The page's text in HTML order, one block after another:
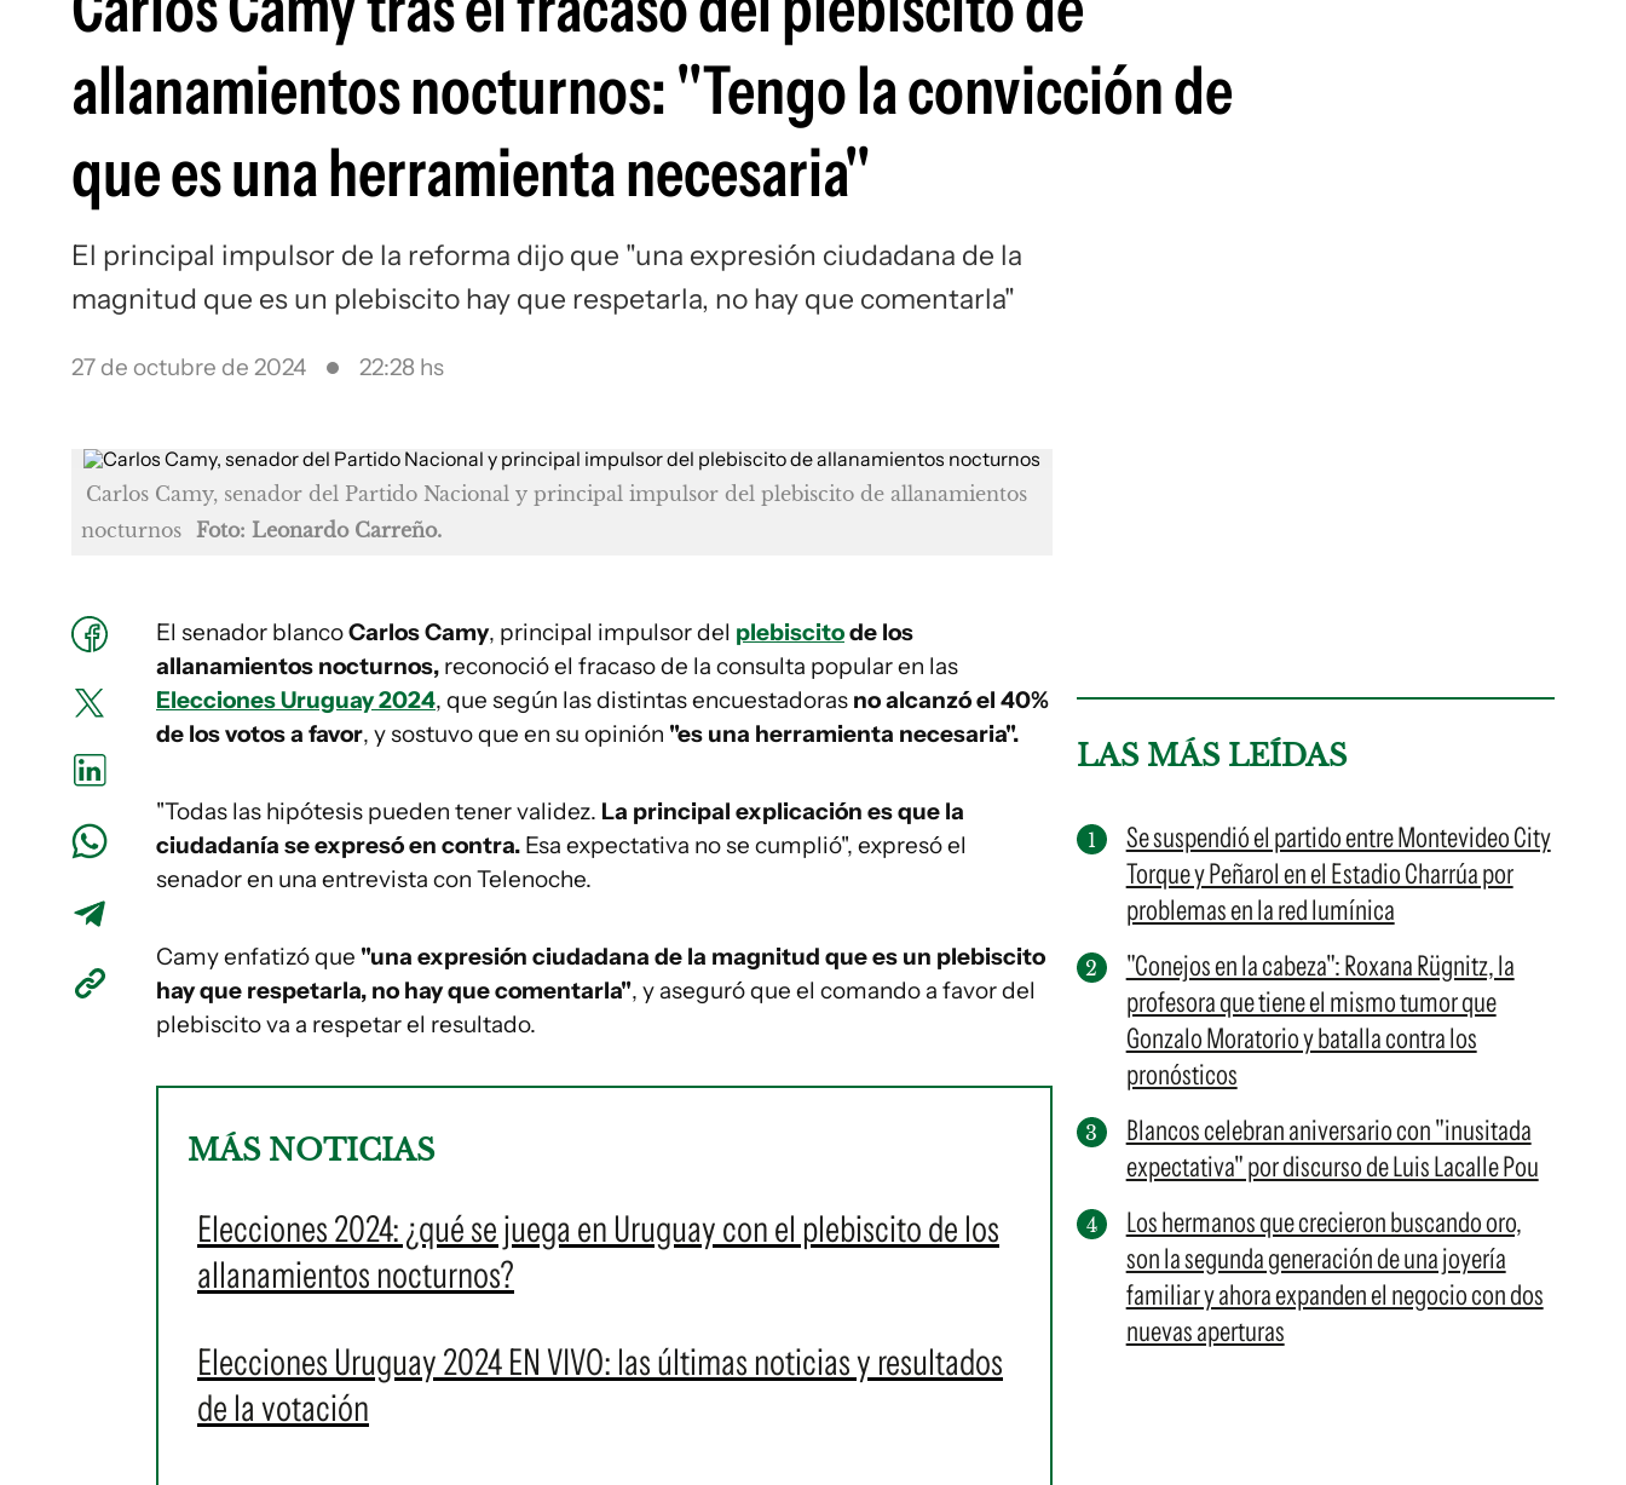
allanamientos nocturnos: "Tengo la convicción de
que es una herramienta necesaria"
El principal impulsor de la reforma dijo que "una expresión ciudadana de la
magnitud que es un plebiscito hay que respetarla, no hay que comentarla"
27 de octubre de 2024 22:28 hs
Carlos Camy, senador del Partido Nacional y principal impulsor del plebiscito de allanamientos
nocturnos Foto: Leonardo Carreño.
El senador blancoCarlos Camy, principal impulsor del plebiscitode los
allanamientos nocturnos, reconoció el fracaso de la consulta popular en las
Elecciones Uruguay 2024, que según las distintas encuestadoras no alcanzó el 40%
de los votos a favor, y sostuvo que en su opinión "es una herramienta necesaria".
"Todas las hipótesis pueden tener validez. La principal explicación es que la
ciudadanía se expresó en contra. Esa expectativa no se cumplió", expresó el
senador en una entrevista con Telenoche.
Camy enfatizó que "una expresión ciudadana de la magnitud que es un plebiscito
hay que respetarla, no hay que comentarla", y aseguró que el comando a favor del
plebiscito va a respetar el resultado.
MÁS NOTICIAS
Elecciones 2024: ¿qué se juega en Uruguay con el plebiscito de los
allanamientos nocturnos?
Elecciones Uruguay 2024 EN VIVO: las últimas noticias y resultados
de la votación
LAS MÁS LEÍDAS
Se suspendió el partido entre Montevideo City
Torque y Peñarol en el Estadio Charrúa por
problemas en la red lumínica
"Conejos en la cabeza": Roxana Rügnitz, la
profesora que tiene el mismo tumor que
Gonzalo Moratorio y batalla contra los
pronósticos
Blancos celebran aniversario con "inusitada
expectativa" por discurso de Luis Lacalle Pou
Los hermanos que crecieron buscando oro,
son la segunda generación de una joyería
familiar y ahora expanden el negocio con dos
nuevas aperturas